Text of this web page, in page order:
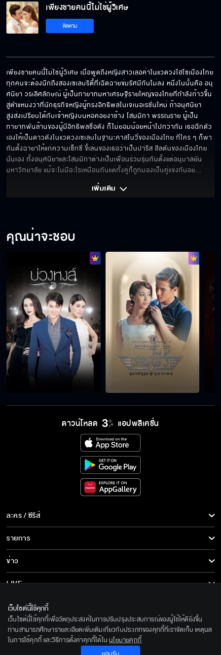
เพียงชายคนนี้ไม่ใช่ผู้วิเศษ
ติดตาม
เพียงชายคนนี้ไม่ใช่ผู้วิเศษ เมื่อพูดถึงหญิงสาวเลอค่าในแวดวงไฮโซเมืองไทย
ทุกคนจะต้องนึกถึงสองเซเลบริตี้ที่เฉิดฉายข่มรัศมีกันไม่ลง หนึ่งในนั้นคือ อนุ
ศนิยา วรเลิศลักษณ์ ผู้เป็นทายาทมหาเศรษฐีรายใหญ่ของไทยที่กำลังก้าวขึ้น
สู่ตำแหน่งว่าที่นักธุรกิจหญิงผู้ทรงอิทธิพลในเจเนอเรชั่นใหม่ ถ้าอนุศนิยา
สูงส่งเปรียบได้กับเจ้าหญิงบนหอคอยงาช้าง โสมมิกา พรรณราย ผู้เป็น
ทายาทพันล้านของผู้มีอิทธิพลชื่อดัง ก็ไม่ยอมน้อยหน้าไปกว่ากัน เธอฉีกตัว
เองให้เป็นดาวดังในแวดวงเซเลบในฐานะคาสโนวี่ของเมืองไทย ที่ใคร ๆ ก็พา
กันตั้งฉายาให้แก่ความเซ็กซี่ ขี้เล่นของเธอว่าเป็นปารีส ฮิลตันของเมืองไทย
นั่นเอง ทั้งอนุศนิยาและโสมมิกาต่างเป็นเพื่อนร่วมรุ่นกันตั้งแต่อนุบาลยัน
มหาวิทยาลัย แม้จะไม่มีอะไรเหมือนกันแต่ทั้งคู่ก็ถูกมองเป็นคู่แข่งกันอย่...
เพิ่มเติม
คุณน่าจะชอบ
ดาวน์โหลด แอปพลิเคชั่น
ละคร / ซีรีส์
ละคร/ซีรีส์
ซีรีส์นานาชาติ
การ์ตูน & เกม
รายการ
รายการทั้งหมด
ข่าว
ข่าวทั้งหมด
ข่าวประชาสัมพันธ์
LIVE
เกี่ยวกับเรา
BEC World
รู้จักเรา
ติดตามเราได้ที่
เว็บไซต์นี้ใช้คุกกี้
เว็บไซต์นี้ใช้คุกกี้เพื่อวัตถุประสงค์ในการปรับปรุงประสบการณ์ของผู้ใช้ให้ดียิ่งขึ้น
ท่านสามารถศึกษารายละเอียดเพิ่มเติมเกี่ยวกับประเภทของคุกกี้ที่เราจัดเก็บ เหตุผล
ในการใช้คุกกี้ และวิธีการตั้งค่าคุกกี้ได้ใน นโยบายคุกกี้